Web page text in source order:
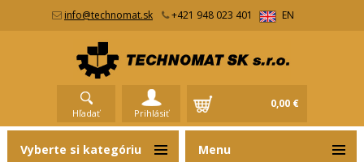
info@technomat.sk +421 948 023 401 EN
Hľadať Prihlásiť
0,00 €
Vyberte si kategóriu Menu